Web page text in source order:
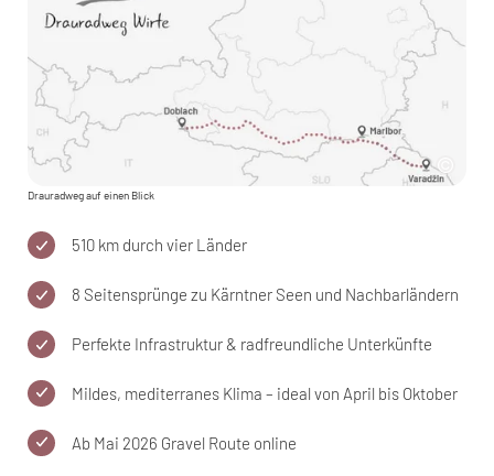
Drauradweg auf einen Blick
510 km durch vier Länder
8 Seitensprünge zu Kärntner Seen und Nachbarländern
Perfekte Infrastruktur & radfreundliche Unterkünfte
Mildes, mediterranes Klima – ideal von April bis Oktober
Ab Mai 2026 Gravel Route online